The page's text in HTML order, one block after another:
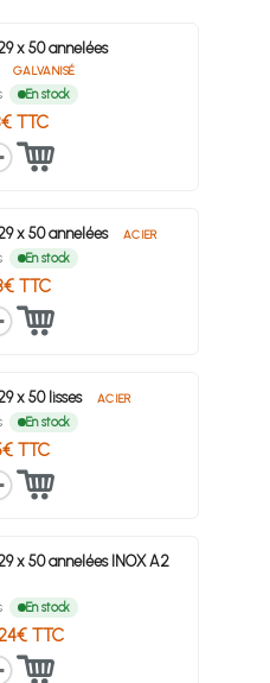
x 50 annelées
GALVANISÉ
En stock
TTC
x 50 annelées ACIER
En stock
TTC
x 50 lisses ACIER
En stock
TTC
x 50 annelées INOX A2
En stock
TTC